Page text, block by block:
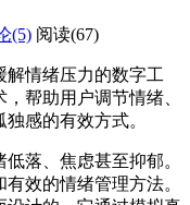
(5) 阅读(67)
解情绪压力的数字工
帮助用户调节情绪、
感的有效方式。
落、焦虑甚至抑郁。
效的情绪管理方法。